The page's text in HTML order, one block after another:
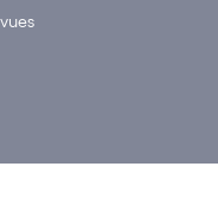
vues